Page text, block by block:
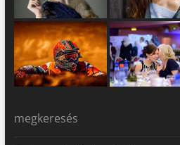
megkeresés